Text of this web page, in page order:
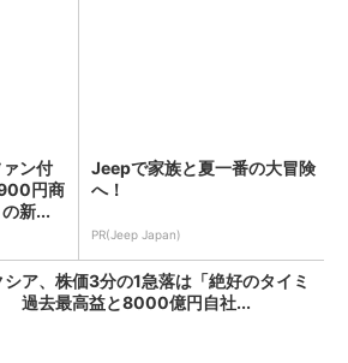
ン付
円商
新...
Jeepで家族と夏一番の大冒険
へ！
PR(Jeep Japan)
シア、株価3分の1急落は「絶好のタイミ
過去最高益と8000億円自社...